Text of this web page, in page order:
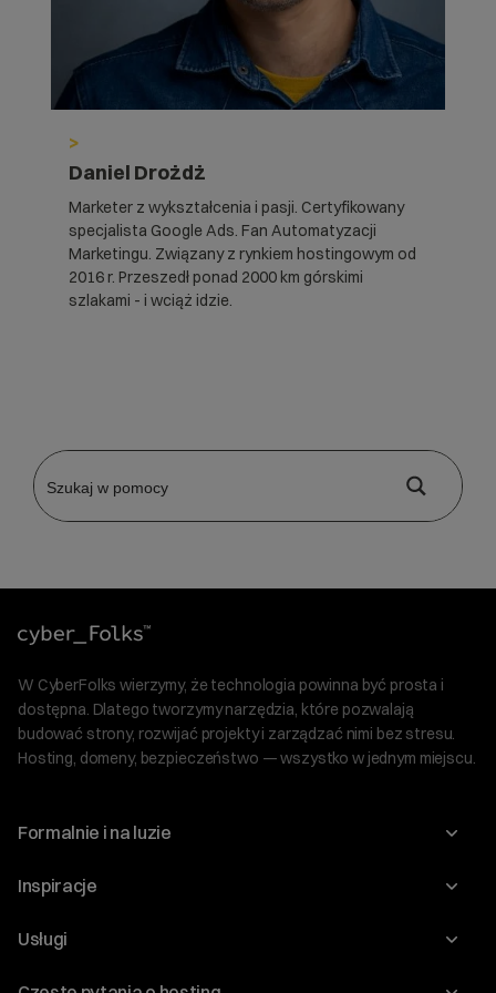
>
Daniel Drożdż
Marketer z wykształcenia i pasji. Certyfikowany
specjalista Google Ads. Fan Automatyzacji
Marketingu. Związany z rynkiem hostingowym od
2016 r. Przeszedł ponad 2000 km górskimi
szlakami - i wciąż idzie.
W CyberFolks wierzymy, że technologia powinna być prosta i
dostępna. Dlatego tworzymy narzędzia, które pozwalają
budować strony, rozwijać projekty i zarządzać nimi bez stresu.
Hosting, domeny, bezpieczeństwo — wszystko w jednym miejscu.
Formalnie i na luzie
O nas
Program Korzyści dla Inwestorów
Inspiracje
Blog
Usługi
Domeny